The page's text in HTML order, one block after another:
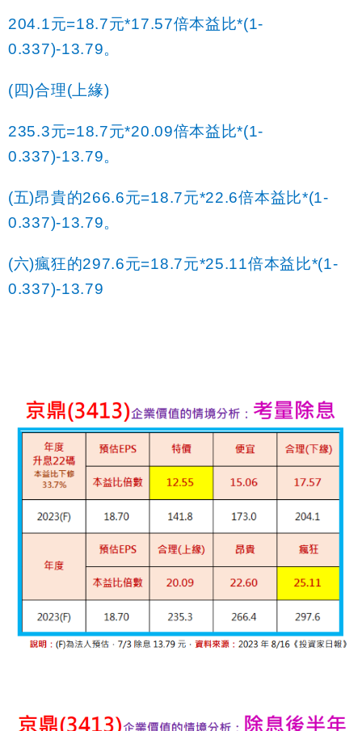
204.1元=18.7元*17.57倍本益比*(1-
0.337)-13.79。
(四)合理(上緣)
235.3元=18.7元*20.09倍本益比*(1-
0.337)-13.79。
(五)昂貴的266.6元=18.7元*22.6倍本益比*(1-
0.337)-13.79。
(六)瘋狂的297.6元=18.7元*25.11倍本益比*(1-
0.337)-13.79